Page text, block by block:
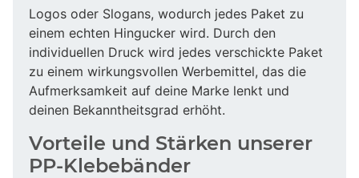
Logos oder Slogans, wodurch jedes Paket zu
einem echten Hingucker wird. Durch den
individuellen Druck wird jedes verschickte Paket
zu einem wirkungsvollen Werbemittel, das die
Aufmerksamkeit auf deine Marke lenkt und
deinen Bekanntheitsgrad erhöht.
Vorteile und Stärken unserer
PP-Klebebänder